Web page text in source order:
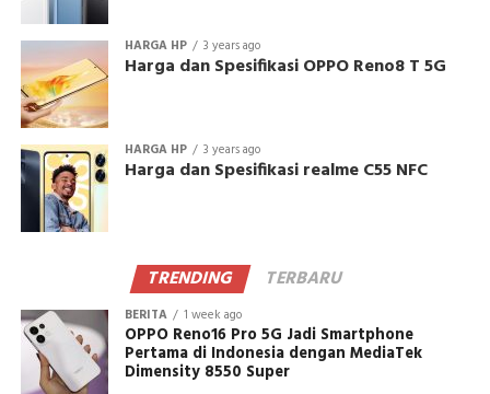
HARGA HP 3 years ago
Harga dan Spesifikasi OPPO Reno8 T 5G
HARGA HP 3 years ago
Harga dan Spesifikasi realme C55 NFC
TRENDING TERBARU
BERITA 1 week ago
OPPO Reno16 Pro 5G Jadi Smartphone
Pertama di Indonesia dengan MediaTek
Dimensity 8550 Super